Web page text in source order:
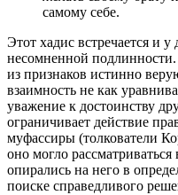
самому себе.
Этот хадис встречается и
несомненной
из признаков истинно
взаимность не как
уважение к достоинству
ограничивает действие
муфассиры (толкователи
оно могло
опирались на него в
поиске справедливого